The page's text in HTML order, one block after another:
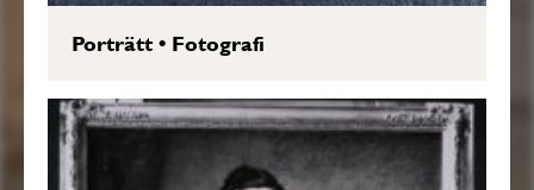
Porträtt• Fotografi